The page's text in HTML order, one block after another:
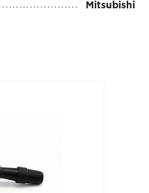
Mitsubishi